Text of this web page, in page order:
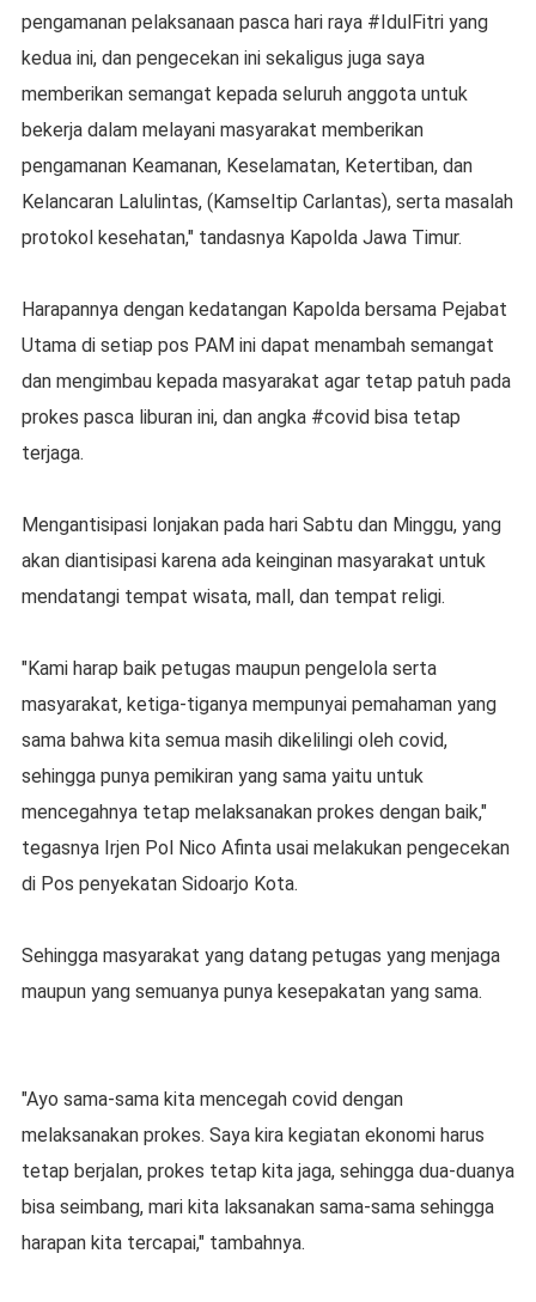
pengamanan pelaksanaan pasca hari raya #IdulFitri yang
kedua ini, dan pengecekan ini sekaligus juga saya
memberikan semangat kepada seluruh anggota untuk
bekerja dalam melayani masyarakat memberikan
pengamanan Keamanan, Keselamatan, Ketertiban, dan
Kelancaran Lalulintas, (Kamseltip Carlantas), serta masalah
protokol kesehatan," tandasnya Kapolda Jawa Timur.
Harapannya dengan kedatangan Kapolda bersama Pejabat
Utama di setiap pos PAM ini dapat menambah semangat
dan mengimbau kepada masyarakat agar tetap patuh pada
prokes pasca liburan ini, dan angka #covid bisa tetap
terjaga.
Mengantisipasi lonjakan pada hari Sabtu dan Minggu, yang
akan diantisipasi karena ada keinginan masyarakat untuk
mendatangi tempat wisata, mall, dan tempat religi.
"Kami harap baik petugas maupun pengelola serta
masyarakat, ketiga-tiganya mempunyai pemahaman yang
sama bahwa kita semua masih dikelilingi oleh covid,
sehingga punya pemikiran yang sama yaitu untuk
mencegahnya tetap melaksanakan prokes dengan baik,"
tegasnya Irjen Pol Nico Afinta usai melakukan pengecekan
di Pos penyekatan Sidoarjo Kota.
Sehingga masyarakat yang datang petugas yang menjaga
maupun yang semuanya punya kesepakatan yang sama.
"Ayo sama-sama kita mencegah covid dengan
melaksanakan prokes. Saya kira kegiatan ekonomi harus
tetap berjalan, prokes tetap kita jaga, sehingga dua-duanya
bisa seimbang, mari kita laksanakan sama-sama sehingga
harapan kita tercapai," tambahnya.